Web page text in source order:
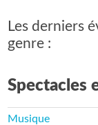
Les derniers
genre :
Spectacles
Musique